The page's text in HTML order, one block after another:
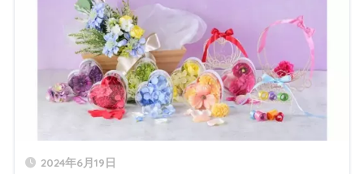
2024年6月19日